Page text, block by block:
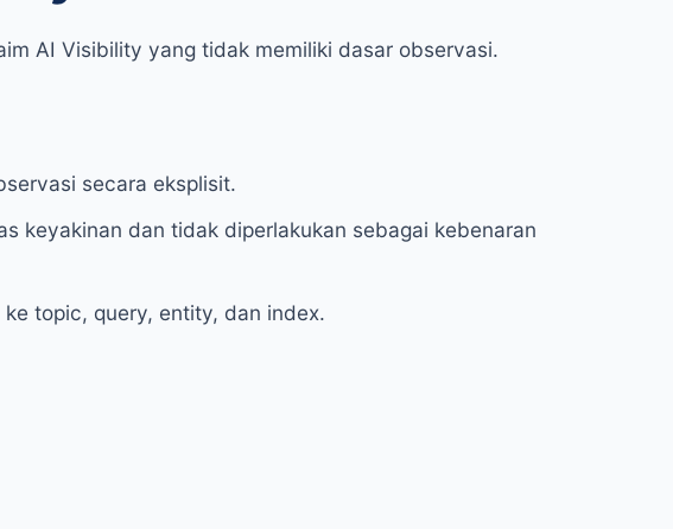
AI Visibility yang tidak memiliki dasar observasi.
secara eksplisit.
keyakinan dan tidak diperlakukan sebagai kebenaran
topic, query, entity, dan index.